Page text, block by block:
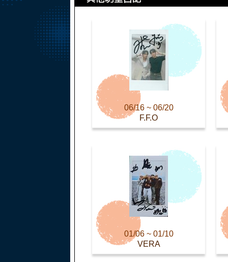
06/16 ~ 06/20
F.F.O
01/06 ~ 01/10
VERA